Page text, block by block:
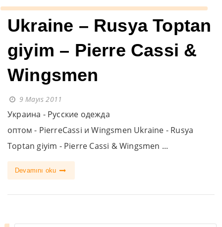
Ukraine – Rusya Toptan
giyim – Pierre Cassi &
Wingsmen
9 Mayıs 2011
Украина - Русские одежда
оптом - PierreCassi и Wingsmen Ukraine - Rusya
Toptan giyim - Pierre Cassi & Wingsmen ...
Devamını oku